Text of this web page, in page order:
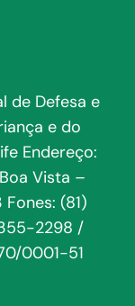
de Defesa e
e do
Endereço:
Vista –
(81)
2298 /
0001-51